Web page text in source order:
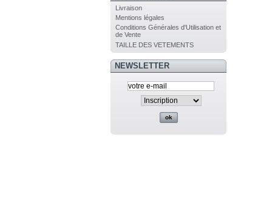
Livraison
Mentions légales
Conditions Générales d'Utilisation et
de Vente
TAILLE DES VETEMENTS
NEWSLETTER